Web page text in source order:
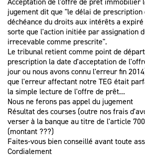
jugement dit que "le délai de prescription
déchéance du droits aux intérêts a
sorte que l'action initiée par assignation
irrecevable comme prescrite".
Le tribunal retient comme point de
prescription la date d'acceptation de
jour ou nous avons connu l'erreur fin
que l'erreur affectant notre TEG était
la simple lecture de l'offre de prêt...
Nous ne ferons pas appel du jugement
Résultat des courses (outre nos frais
verser à la banque au titre de l'article
(montant ???)
Faites-vous bien conseillé avant toute
Cordialement